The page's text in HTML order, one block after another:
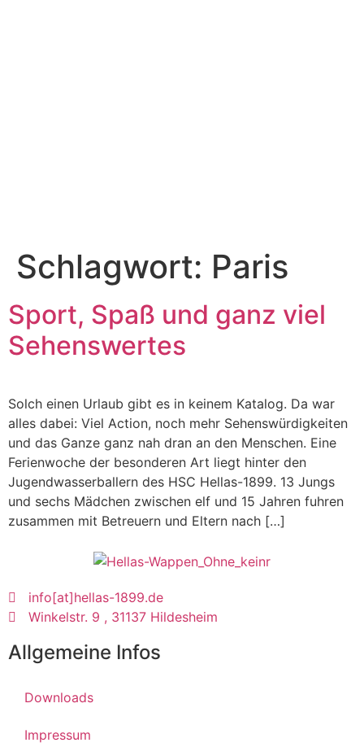
Schlagwort: Paris
Sport, Spaß und ganz viel
Sehenswertes
Solch einen Urlaub gibt es in keinem Katalog. Da war
alles dabei: Viel Action, noch mehr Sehenswürdigkeiten
und das Ganze ganz nah dran an den Menschen. Eine
Ferienwoche der besonderen Art liegt hinter den
Jugendwasserballern des HSC Hellas-1899. 13 Jungs
und sechs Mädchen zwischen elf und 15 Jahren fuhren
zusammen mit Betreuern und Eltern nach […]
info[at]hellas-1899.de
Winkelstr. 9 , 31137 Hildesheim
Allgemeine Infos
Downloads
Impressum